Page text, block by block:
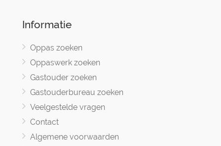
Informatie
Oppas zoeken
Oppaswerk zoeken
Gastouder zoeken
Gastouderbureau zoeken
Veelgestelde vragen
Contact
Algemene voorwaarden